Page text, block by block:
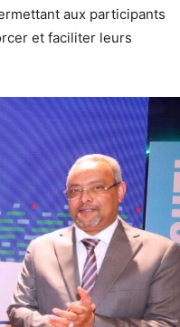
aux participants
et faciliter leurs